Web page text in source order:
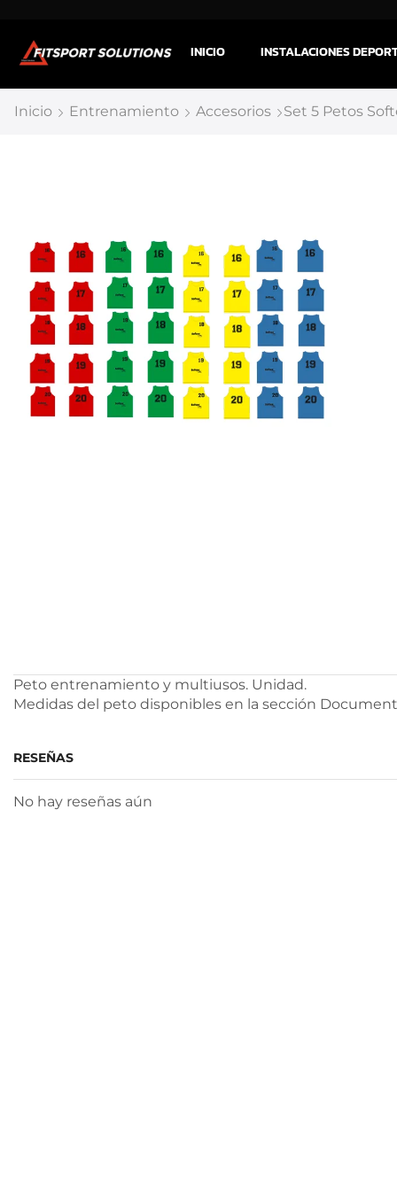
INICIO INSTALACIONES
Inicio Entrenamiento Accesorios Set 5 Petos
Peto entrenamiento y multiusos. Unidad.
Medidas del peto disponibles en la sección
RESEÑAS
No hay reseñas aún